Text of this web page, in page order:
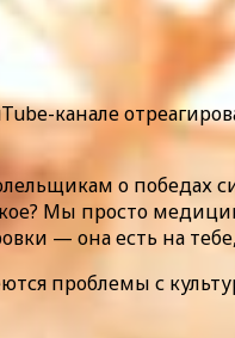
канале
о победах
Мы просто
— она есть на
проблемы с